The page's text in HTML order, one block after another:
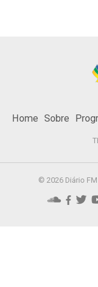
Home Sobre
© 2026 Diário